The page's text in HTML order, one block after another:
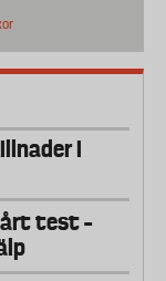
i
test –